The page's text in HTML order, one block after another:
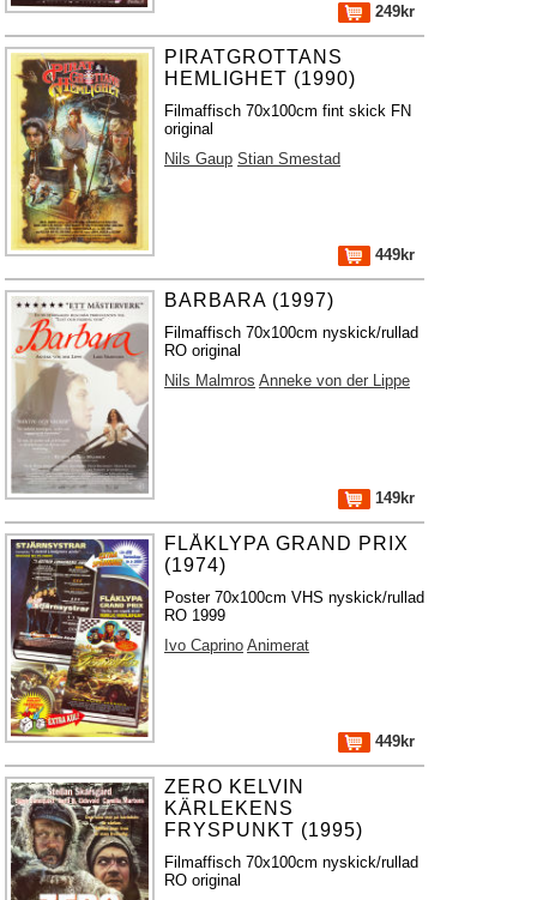
249kr
PIRATGROTTANS
HEMLIGHET (1990)
Filmaffisch 70x100cm fint skick FN
original
Nils Gaup Stian Smestad
449kr
BARBARA (1997)
Filmaffisch 70x100cm nyskick/rullad
RO original
Nils Malmros Anneke von der Lippe
149kr
FLÅKLYPA GRAND PRIX
(1974)
Poster 70x100cm VHS nyskick/rullad
RO 1999
Ivo Caprino Animerat
449kr
ZERO KELVIN
KÄRLEKENS
FRYSPUNKT (1995)
Filmaffisch 70x100cm nyskick/rullad
RO original